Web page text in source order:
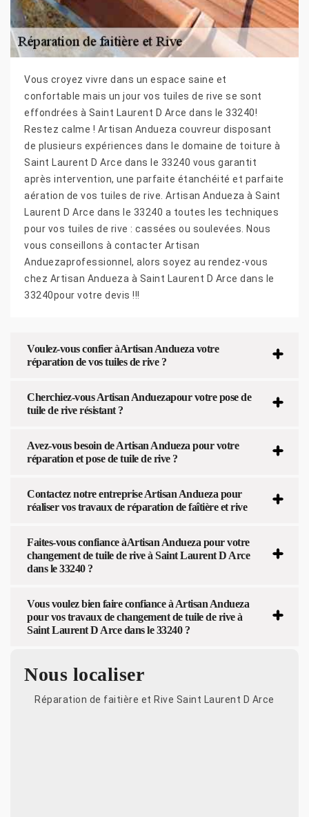
Vous croyez vivre dans un espace saine et
confortable mais un jour vos tuiles de rive se sont
effondrées à Saint Laurent D Arce dans le 33240!
Restez calme ! Artisan Andueza couvreur disposant
de plusieurs expériences dans le domaine de toiture à
Saint Laurent D Arce dans le 33240 vous garantit
après intervention, une parfaite étanchéité et parfaite
aération de vos tuiles de rive. Artisan Andueza à Saint
Laurent D Arce dans le 33240 a toutes les techniques
pour vos tuiles de rive : cassées ou soulevées. Nous
vous conseillons à contacter Artisan
Anduezaprofessionnel, alors soyez au rendez-vous
chez Artisan Andueza à Saint Laurent D Arce dans le
33240pour votre devis !!!
Voulez-vous confier àArtisan Andueza votre
réparation de vos tuiles de rive ?
Cherchiez-vous Artisan Anduezapour votre pose de
tuile de rive résistant ?
Avez-vous besoin de Artisan Andueza pour votre
réparation et pose de tuile de rive ?
Contactez notre entreprise Artisan Andueza pour
réaliser vos travaux de réparation de faîtière et rive
Faites-vous confiance àArtisan Andueza pour votre
changement de tuile de rive à Saint Laurent D Arce
dans le 33240 ?
Vous voulez bien faire confiance à Artisan Andueza
pour vos travaux de changement de tuile de rive à
Saint Laurent D Arce dans le 33240 ?
Nous localiser
Réparation de faitière et Rive Saint Laurent D Arce